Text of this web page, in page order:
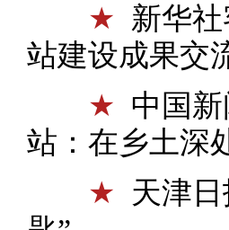
★ 新华
站建设成果交
★ 中国
站：在乡土深
★ 天津